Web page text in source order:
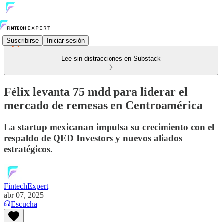
Suscribirse Iniciar sesión
Lee sin distracciones en Substack
Félix levanta 75 mdd para liderar el
mercado de remesas en Centroamérica
La startup mexicanan impulsa su crecimiento con el
respaldo de QED Investors y nuevos aliados
estratégicos.
FintechExpert
abr 07, 2025
Escucha